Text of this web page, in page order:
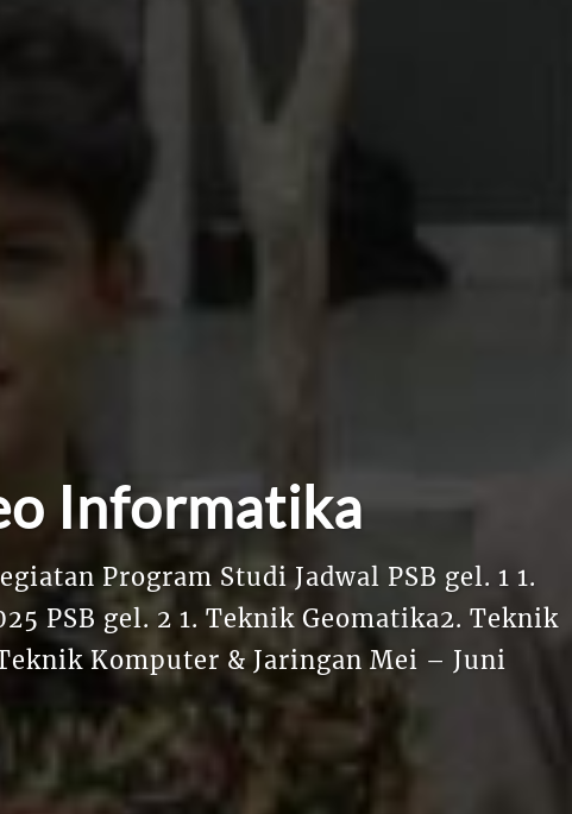
Informatika
Program Studi Jadwal PSB gel. 1 1.
PSB gel. 2 1. Teknik Geomatika2. Teknik
Komputer & Jaringan Mei – Juni